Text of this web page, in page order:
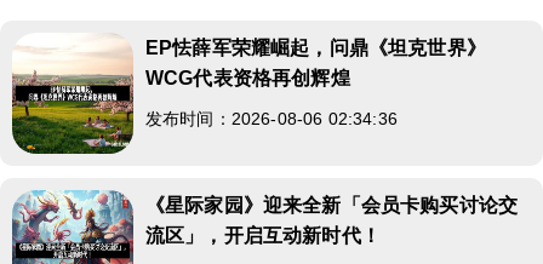
EP怯薛军荣耀崛起，问鼎《坦克世界》
WCG代表资格再创辉煌
发布时间：2026-08-06 02:34:36
《星际家园》迎来全新「会员卡购买讨论交
流区」，开启互动新时代！